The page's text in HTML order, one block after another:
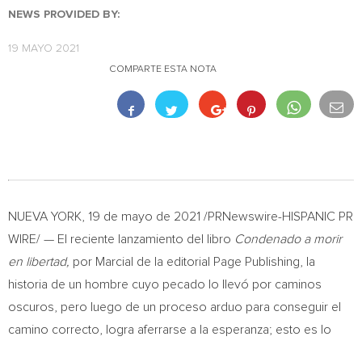
NEWS PROVIDED BY:
19 MAYO 2021
COMPARTE ESTA NOTA
NUEVA YORK , 19 de mayo de 2021 /PRNewswire-HISPANIC PR
WIRE/ — El reciente lanzamiento del libro Condenado a morir
en libertad, por Marcial de la editorial Page Publishing, la
historia de un hombre cuyo pecado lo llevó por caminos
oscuros, pero luego de un proceso arduo para conseguir el
camino correcto, logra aferrarse a la esperanza; esto es lo